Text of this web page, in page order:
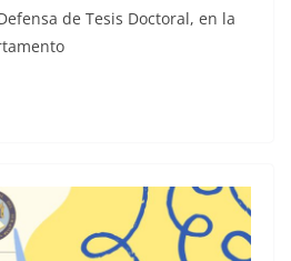
de Tesis Doctoral, en la